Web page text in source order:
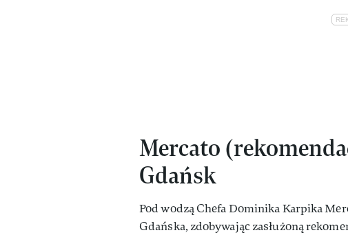
Mercato
Gdańsk
Pod wodzą Chefa Dominika Karpika
Gdańska, zdobywając zasłużoną